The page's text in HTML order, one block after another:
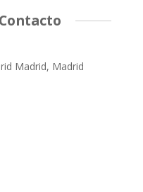
Madrid, Madrid